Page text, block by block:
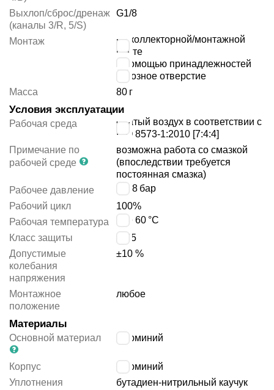
Выхлоп/сброс/дренаж
(каналы 3/R, 5/S)
G1/8
Монтаж
на коллекторной/монтажной
плите
с помощью принадлежностей
сквозное отверстие
Масса
80 г
Условия эксплуатации
Рабочая среда
сжатый воздух в соответствии с
ISO 8573-1:2010 [7:4:4]
Примечание по
рабочей среде
возможна работа со смазкой
(впоследствии требуется
постоянная смазка)
Рабочее давление
3 ÷ 8 бар
Рабочий цикл
100%
Рабочая температура
-5 ÷ 60 °C
Класс защиты
IP65
Допустимые
колебания
напряжения
±10 %
Монтажное
положение
любое
Материалы
Основной материал алюминий
Корпус
алюминий
Уплотнения
бутадиен-нитрильный каучук